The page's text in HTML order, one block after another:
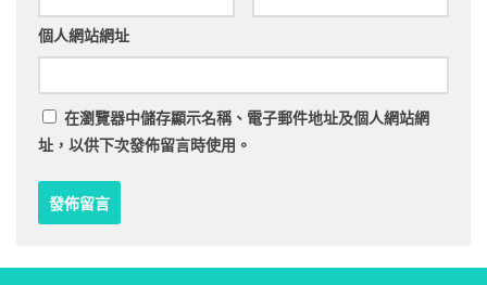
個人網站網址
在瀏覽器中儲存顯示名稱、電子郵件地址及個人網站網
址，以供下次發佈留言時使用。